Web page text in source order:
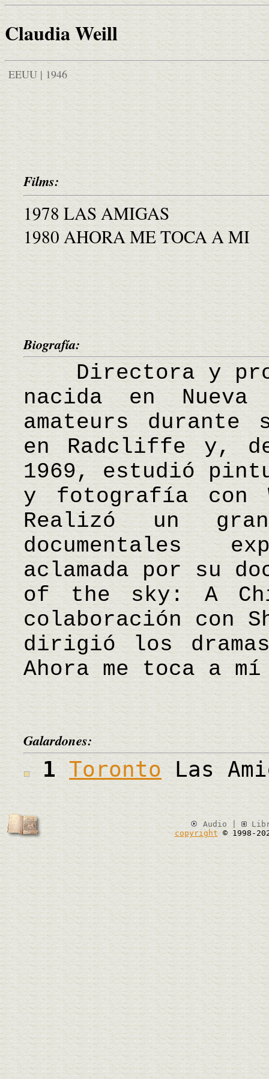
Claudia Weill
EEUU | 1946
Films:
1978 LAS AMIGAS
1980 AHORA ME TOCA A MI
Biografía:
Directora y
nacida en
amateurs durante
en Radcliffe y,
1969, estudió
y fotografía con
Realizó un
documentales
aclamada por su
of the sky: A
colaboración con
dirigió los
Ahora me toca a
Galardones:
1TorontoLas
Audio |
copyright© 1998-